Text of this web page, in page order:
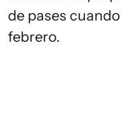
de pases
febrero.